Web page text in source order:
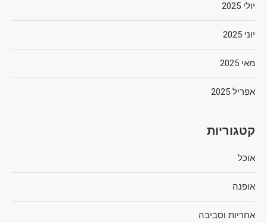
יולי 2025
יוני 2025
מאי 2025
אפריל 2025
קטגוריות
אוכל
אופנה
אחריות וסביבה